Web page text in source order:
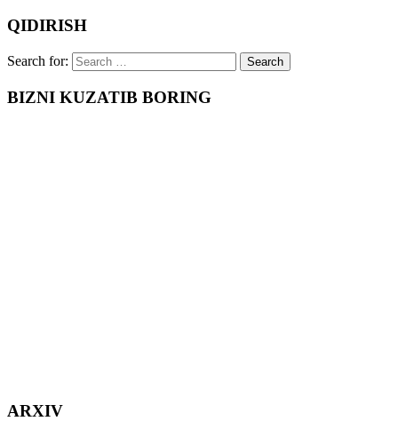
QIDIRISH
Search for:
BIZNI KUZATIB BORING
ARXIV